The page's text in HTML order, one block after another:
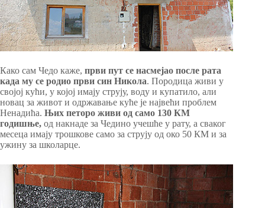
Како сам Чедо каже, први пут се насмејао после рата
када му се родио први син Никола. Породица живи у
својој кући, у којој имају струју, воду и купатило, али
новац за живот и одржавање куће је највећи проблем
Ненадића. Њих петоро живи од само 130 КМ
годишње, од накнаде за Чедино учешће у рату, а сваког
месеца имају трошкове само за струју од око 50 КМ и за
ужину за школарце.